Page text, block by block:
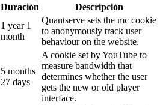
Duración Descripción
1 year 1
month
Quantserve sets the mc cookie
to anonymously track user
behaviour on the website.
5 months
27 days
A cookie set by YouTube to
measure bandwidth that
determines whether the user
gets the new or old player
interface.